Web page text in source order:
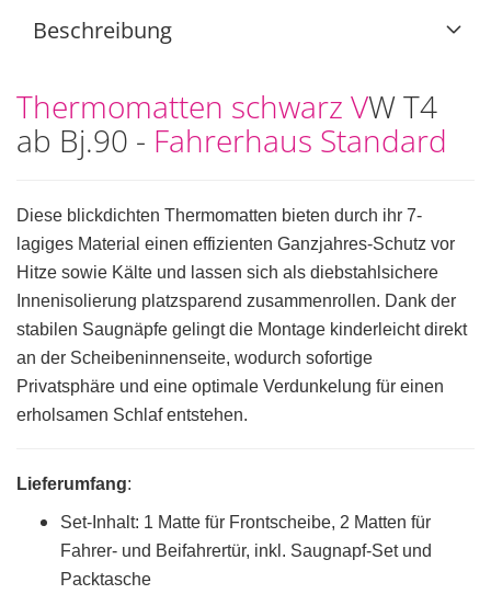
Beschreibung
Thermomatten schwarz VW T4
ab Bj.90 - Fahrerhaus Standard
Diese blickdichten Thermomatten bieten durch ihr 7-
lagiges Material einen effizienten Ganzjahres-Schutz vor
Hitze sowie Kälte und lassen sich als diebstahlsichere
Innenisolierung platzsparend zusammenrollen. Dank der
stabilen Saugnäpfe gelingt die Montage kinderleicht direkt
an der Scheibeninnenseite, wodurch sofortige
Privatsphäre und eine optimale Verdunkelung für einen
erholsamen Schlaf entstehen.
Lieferumfang:
Set-Inhalt: 1 Matte für Frontscheibe, 2 Matten für
Fahrer- und Beifahrertür, inkl. Saugnapf-Set und
Packtasche